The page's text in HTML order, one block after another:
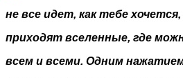
не все идет, как тебе
приходят вселенные, где
всем и всеми. Одним